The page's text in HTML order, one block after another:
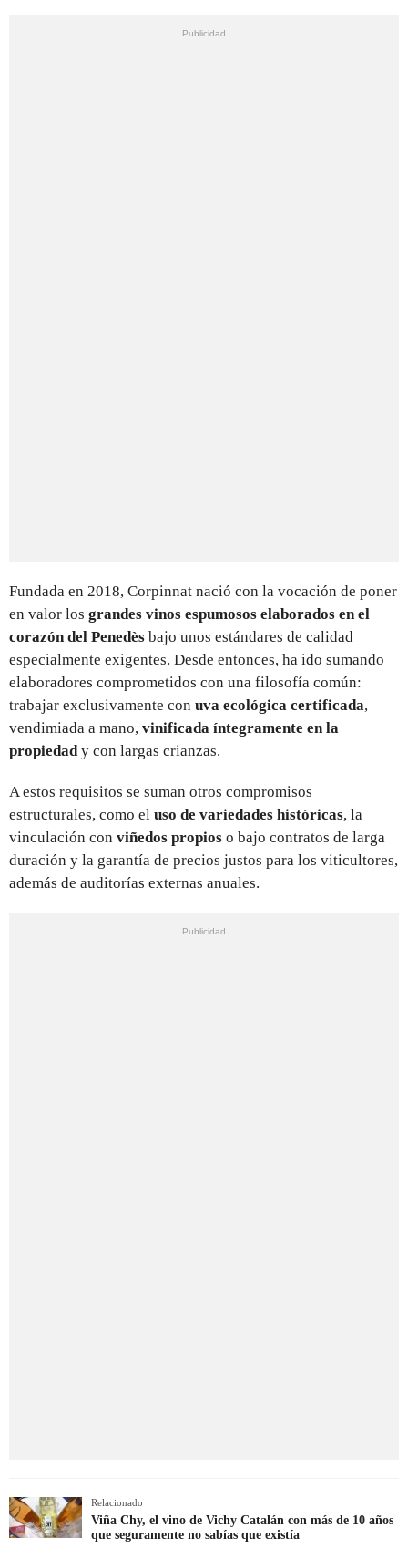
Fundada en 2018, Corpinnat nació con la vocación de poner
en valor los grandes vinos espumosos elaborados en el
corazón del Penedès bajo unos estándares de calidad
especialmente exigentes. Desde entonces, ha ido sumando
elaboradores comprometidos con una filosofía común:
trabajar exclusivamente con uva ecológica certificada,
vendimiada a mano, vinificada íntegramente en la
propiedady con largas crianzas.
A estos requisitos se suman otros compromisos
estructurales, como el uso de variedades históricas, la
vinculación con viñedos propios o bajo contratos de larga
duración y la garantía de precios justos para los viticultores,
además de auditorías externas anuales.
Relacionado
Viña Chy, el vino de Vichy Catalán con más de 10 años
que seguramente no sabías que existía